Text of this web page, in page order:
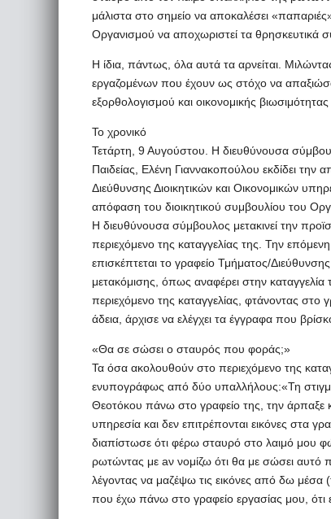
μάλιστα στο σημείο να αποκαλέσει
Οργανισμού να αποχωριστεί τα θρησκευτικά
Η ίδια, πάντως, όλα αυτά τα αρνείται.
εργαζομένων που έχουν ως στόχο να
εξορθολογισμού και οικονομικής
To χρονικό
Τετάρτη, 9 Αυγούστου. H διευθύνουσα
Παιδείας, Ελένη Γιαννακοπούλου εκδίδει την
Διεύθυνσης Διοικητικών και Οικονομικών
απόφαση του διοικητικού συμβουλίου του
Η διευθύνουσα σύμβουλος μετακινεί την
περιεχόμενο της καταγγελίας της. Την
επισκέπτεται το γραφείο Τμήματος/
μετακόμισης, όπως αναφέρει στην
περιεχόμενο της καταγγελίας, φτάνοντας
άδεια, άρχισε να ελέγχει τα έγγραφα που
«Θα σε σώσει ο σταυρός που φοράς;»
Τα όσα ακολουθούν στο περιεχόμενο της
ενυπογράφως από δύο υπαλλήλους:«Τη
Θεοτόκου πάνω στο γραφείο της, την άρπαξε
υπηρεσία και δεν επιτρέπονται εικόνες στα
διαπίστωσε ότι φέρω σταυρό στο λαιμό μου
ρωτώντας με aν νομίζω ότι θα με σώσει αυτό
λέγοντας να μαζέψω τις εικόνες από δω μέσα
που έχω πάνω στο γραφείο εργασίας μου, ότι